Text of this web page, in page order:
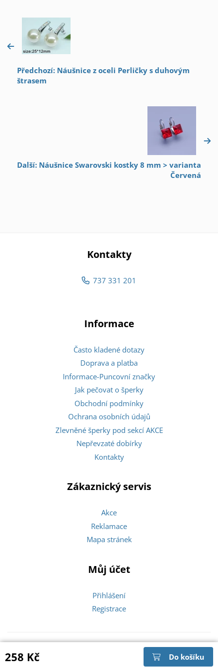
258 Kč Do košíku
Předchozí: Náušnice z oceli Perličky s duhovým
štrasem
Další: Náušnice Swarovski kostky 8 mm > varianta
Červená
Kontakty
737 331 201
Informace
Často kladené dotazy
Doprava a platba
Informace-Puncovní značky
Jak pečovat o šperky
Obchodní podmínky
Ochrana osobních údajů
Zlevněné šperky pod sekcí AKCE
Nepřevzaté dobírky
Kontakty
Zákaznický servis
Akce
Reklamace
Mapa stránek
Můj účet
Přihlášení
Registrace